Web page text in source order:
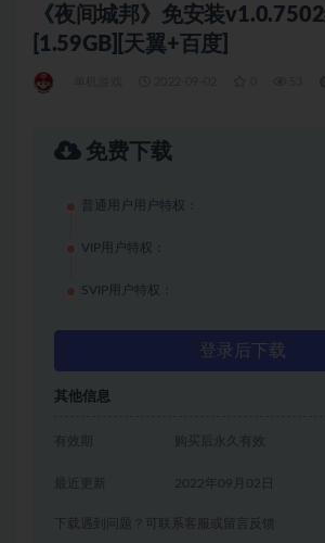
《夜间城邦》免安装
[1.59GB][天翼+百度]
免费下载
普通用户用户特权：
VIP用户特权：
SVIP用户特权：
登录后下载
其他信息
有效期 购买后永久有效
2022年09月02日
下载遇到问题？可联系客服或留言反馈